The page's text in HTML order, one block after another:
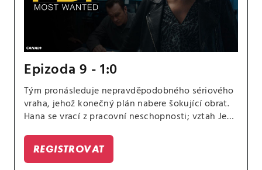
Epizoda 9 - 1:0
Tým pronásleduje nepravděpodobného sériového
vraha, jehož konečný plán nabere šokující obrat.
Hana se vrací z pracovní neschopnosti; vztah Jess
REGISTROVAT